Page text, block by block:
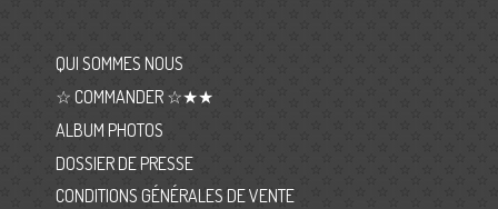
QUI SOMMES NOUS
☆ COMMANDER ☆★★
ALBUM PHOTOS
DOSSIER DE PRESSE
CONDITIONS GÉNÉRALES DE VENTE